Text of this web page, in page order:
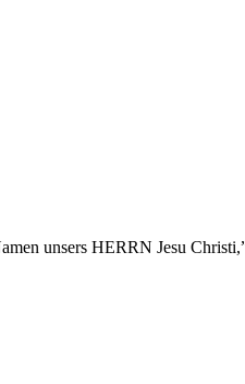
unsers HERRN Jesu Christi,